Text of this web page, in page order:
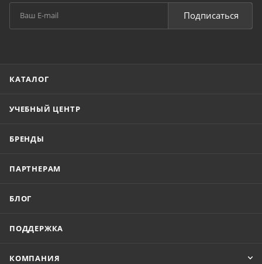
Подписаться
КАТАЛОГ
УЧЕБНЫЙ ЦЕНТР
БРЕНДЫ
ПАРТНЕРАМ
БЛОГ
ПОДДЕРЖКА
КОМПАНИЯ